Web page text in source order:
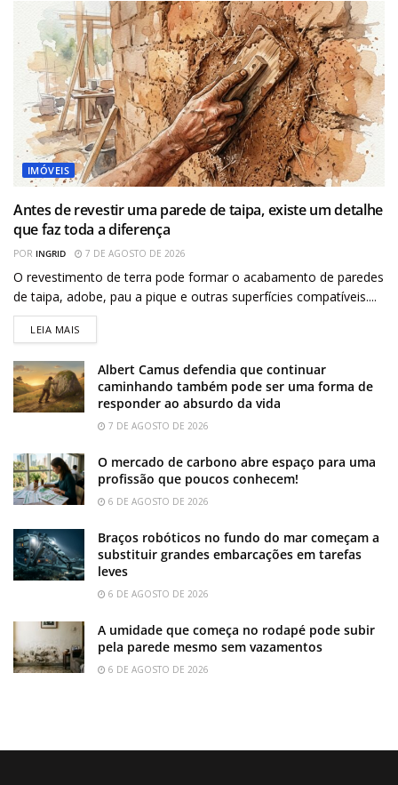
IMÓVEIS
Antes de revestir uma parede de taipa, existe um detalhe
que faz toda a diferença
POR INGRID 7 DE AGOSTO DE 2026
O revestimento de terra pode formar o acabamento de paredes
de taipa, adobe, pau a pique e outras superfícies compatíveis....
LEIA MAIS
Albert Camus defendia que continuar
caminhando também pode ser uma forma de
responder ao absurdo da vida
7 DE AGOSTO DE 2026
O mercado de carbono abre espaço para uma
profissão que poucos conhecem!
6 DE AGOSTO DE 2026
Braços robóticos no fundo do mar começam a
substituir grandes embarcações em tarefas
leves
6 DE AGOSTO DE 2026
A umidade que começa no rodapé pode subir
pela parede mesmo sem vazamentos
6 DE AGOSTO DE 2026